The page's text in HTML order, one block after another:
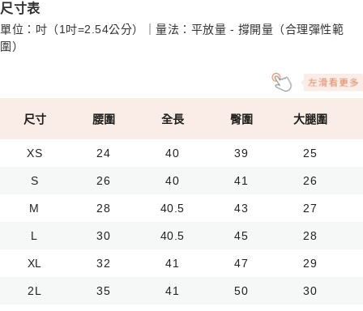
尺寸表
單位：吋（1吋=2.54公分）｜量法：平放量 - 撐開量（合理彈性範
圍）
尺寸 腰圍 全長 臀圍 大腿圍
XS 24 40 39 25
S 26 40 41 26
M 28 40.5 43 27
L 30 40.5 45 28
XL 32 41 47 29
2L 35 41 50 30